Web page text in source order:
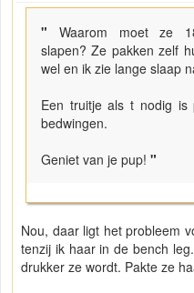
" Waarom moet ze
slapen? Ze pakken zelf
wel en ik zie lange slaap
Een truitje als t nodig
bedwingen.
Geniet van je pup! "
Nou, daar ligt het probleem
tenzij ik haar in de bench
drukker ze wordt. Pakte ze